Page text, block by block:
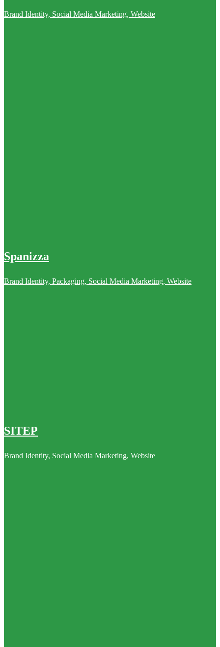
Brand Identity, Social Media Marketing, Website
Spanizza
Brand Identity, Packaging, Social Media Marketing, Website
SITEP
Brand Identity, Social Media Marketing, Website